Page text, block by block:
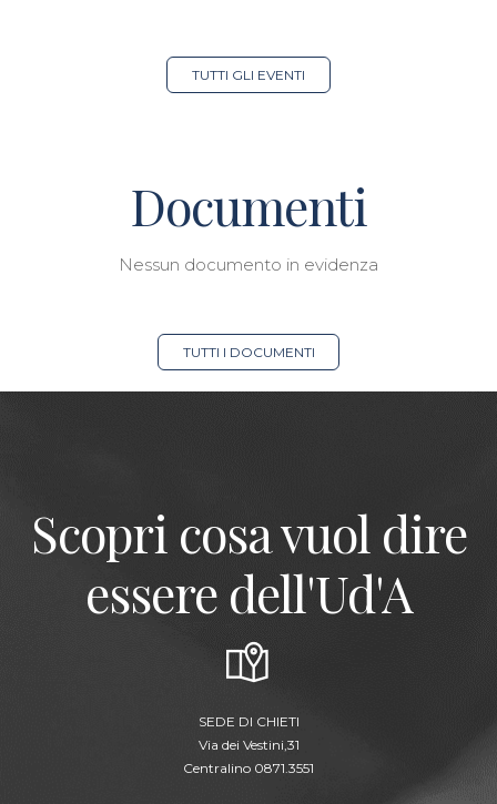
TUTTI GLI EVENTI
Documenti
Nessun documento in evidenza
TUTTI I DOCUMENTI
Scopri cosa vuol dire
essere dell'Ud'A
SEDE DI CHIETI
Via dei Vestini,31
Centralino 0871.3551